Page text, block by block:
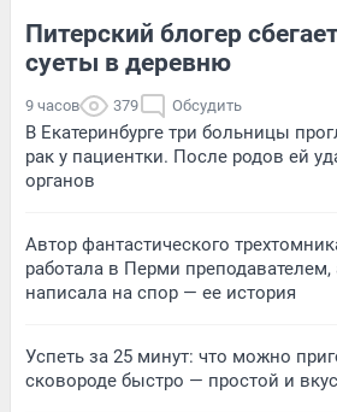
Питерский блогер
суеты в деревню
9 часов 379 Обсудить
В Екатеринбурге три больницы
рак у пациентки. После родов ей
органов
Автор фантастического
работала в Перми преподавателем,
написала на спор — ее история
Успеть за 25 минут: что можно
сковороде быстро — простой и